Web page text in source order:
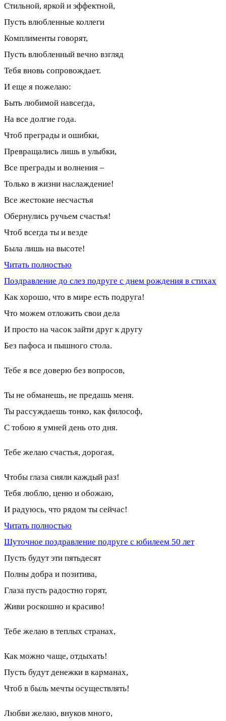
Стильной, яркой и эффектной,
Пусть влюбленные коллеги
Комплименты говорят,
Пусть влюбленный вечно взгляд
Тебя вновь сопровождает.
И еще я пожелаю:
Быть любимой навсегда,
На все долгие года.
Чтоб преграды и ошибки,
Превращались лишь в улыбки,
Все преграды и волнения –
Только в жизни наслаждение!
Все жестокие несчастья
Обернулись ручьем счастья!
Чтоб всегда ты и везде
Была лишь на высоте!
Читать полностью
Поздравление до слез подруге с днем рождения в стихах
Как хорошо, что в мире есть подруга!
Что можем отложить свои дела
И просто на часок зайти друг к другу
Без пафоса и пышного стола.
Тебе я все доверю без вопросов,
Ты не обманешь, не предашь меня.
Ты рассуждаешь тонко, как философ,
С тобою я умней день ото дня.
Тебе желаю счастья, дорогая,
Чтобы глаза сияли каждый раз!
Тебя люблю, ценю и обожаю,
И радуюсь, что рядом ты сейчас!
Читать полностью
Шуточное поздравление подруге с юбилеем 50 лет
Пусть будут эти пятьдесят
Полны добра и позитива,
Глаза пусть радостно горят,
Живи роскошно и красиво!
Тебе желаю в теплых странах,
Как можно чаще, отдыхать!
Пусть будут денежки в карманах,
Чтоб в быль мечты осуществлять!
Любви желаю, внуков много,